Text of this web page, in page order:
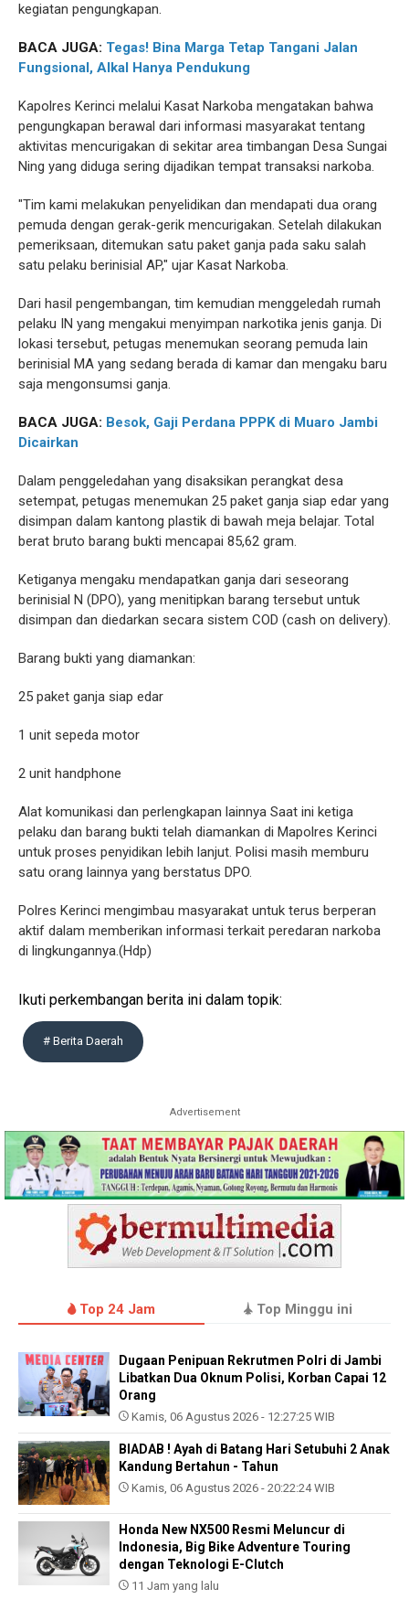
kegiatan pengungkapan.
BACA JUGA: Tegas! Bina Marga Tetap Tangani Jalan
Fungsional, Alkal Hanya Pendukung
Kapolres Kerinci melalui Kasat Narkoba mengatakan bahwa
pengungkapan berawal dari informasi masyarakat tentang
aktivitas mencurigakan di sekitar area timbangan Desa Sungai
Ning yang diduga sering dijadikan tempat transaksi narkoba.
"Tim kami melakukan penyelidikan dan mendapati dua orang
pemuda dengan gerak-gerik mencurigakan. Setelah dilakukan
pemeriksaan, ditemukan satu paket ganja pada saku salah
satu pelaku berinisial AP," ujar Kasat Narkoba.
Dari hasil pengembangan, tim kemudian menggeledah rumah
pelaku IN yang mengakui menyimpan narkotika jenis ganja. Di
lokasi tersebut, petugas menemukan seorang pemuda lain
berinisial MA yang sedang berada di kamar dan mengaku baru
saja mengonsumsi ganja.
BACA JUGA: Besok, Gaji Perdana PPPK di Muaro Jambi
Dicairkan
Dalam penggeledahan yang disaksikan perangkat desa
setempat, petugas menemukan 25 paket ganja siap edar yang
disimpan dalam kantong plastik di bawah meja belajar. Total
berat bruto barang bukti mencapai 85,62 gram.
Ketiganya mengaku mendapatkan ganja dari seseorang
berinisial N (DPO), yang menitipkan barang tersebut untuk
disimpan dan diedarkan secara sistem COD (cash on delivery).
Barang bukti yang diamankan:
25 paket ganja siap edar
1 unit sepeda motor
2 unit handphone
Alat komunikasi dan perlengkapan lainnya Saat ini ketiga
pelaku dan barang bukti telah diamankan di Mapolres Kerinci
untuk proses penyidikan lebih lanjut. Polisi masih memburu
satu orang lainnya yang berstatus DPO.
Polres Kerinci mengimbau masyarakat untuk terus berperan
aktif dalam memberikan informasi terkait peredaran narkoba
di lingkungannya.(Hdp)
Ikuti perkembangan berita ini dalam topik:
# Berita Daerah
Advertisement
Top 24 Jam Top Minggu ini
Dugaan Penipuan Rekrutmen Polri di Jambi
Libatkan Dua Oknum Polisi, Korban Capai 12
Orang
Kamis, 06 Agustus 2026 - 12:27:25 WIB
BIADAB ! Ayah di Batang Hari Setubuhi 2 Anak
Kandung Bertahun - Tahun
Kamis, 06 Agustus 2026 - 20:22:24 WIB
Honda New NX500 Resmi Meluncur di
Indonesia, Big Bike Adventure Touring
dengan Teknologi E-Clutch
11 Jam yang lalu